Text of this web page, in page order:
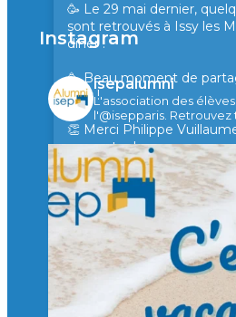
🥳 Le 29 mai dernier,
sont retrouvés à Issy les
diner !
🥳 Beau moment de
rires !
👏 Merci Philippe
rencontre !
il y a 2 mois
Voir sur Facebook · Partager
🙏 Soutenez l’Isep via la
et contribuons ensemble
d’ingénieurs de demain.
Instagram
isepalumni
L'association des
l'@isepparis. Retrouvez